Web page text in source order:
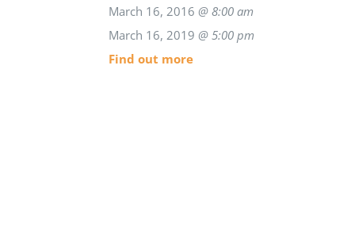
March 16, 2016 @ 8:00 am
March 16, 2019 @ 5:00 pm
Find out more